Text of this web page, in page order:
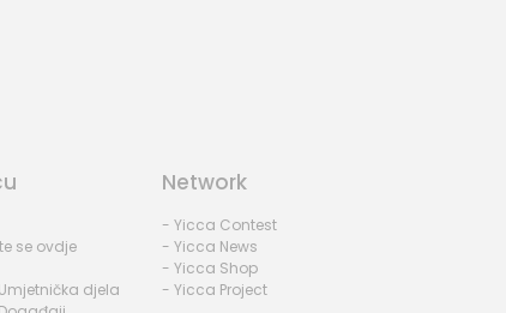
se ovdje
djela
Network
- Yicca Contest
- Yicca News
- Yicca Shop
- Yicca Project